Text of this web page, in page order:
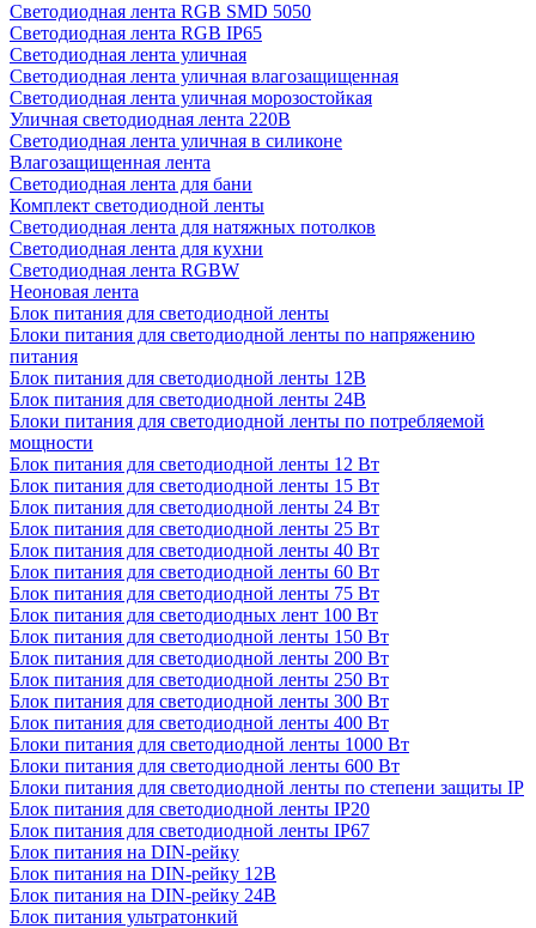
Светодиодная лента RGB SMD 5050
Светодиодная лента RGB IP65
Светодиодная лента уличная
Светодиодная лента уличная влагозащищенная
Светодиодная лента уличная морозостойкая
Уличная светодиодная лента 220В
Светодиодная лента уличная в силиконе
Влагозащищенная лента
Светодиодная лента для бани
Комплект светодиодной ленты
Светодиодная лента для натяжных потолков
Светодиодная лента для кухни
Светодиодная лента RGBW
Неоновая лента
Блок питания для светодиодной ленты
Блоки питания для светодиодной ленты по напряжению
питания
Блок питания для светодиодной ленты 12В
Блок питания для светодиодной ленты 24В
Блоки питания для светодиодной ленты по потребляемой
мощности
Блок питания для светодиодной ленты 12 Вт
Блок питания для светодиодной ленты 15 Вт
Блок питания для светодиодной ленты 24 Вт
Блок питания для светодиодной ленты 25 Вт
Блок питания для светодиодной ленты 40 Вт
Блок питания для светодиодной ленты 60 Вт
Блок питания для светодиодной ленты 75 Вт
Блок питания для светодиодных лент 100 Вт
Блок питания для светодиодной ленты 150 Вт
Блок питания для светодиодной ленты 200 Вт
Блок питания для светодиодной ленты 250 Вт
Блок питания для светодиодной ленты 300 Вт
Блок питания для светодиодной ленты 400 Вт
Блоки питания для светодиодной ленты 1000 Вт
Блоки питания для светодиодной ленты 600 Вт
Блоки питания для светодиодной ленты по степени защиты IP
Блок питания для светодиодной ленты IP20
Блок питания для светодиодной ленты IP67
Блок питания на DIN-рейку
Блок питания на DIN-рейку 12В
Блок питания на DIN-рейку 24В
Блок питания ультратонкий